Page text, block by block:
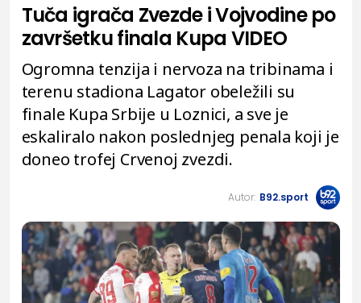
Tuča igrača Zvezde i Vojvodine po
završetku finala Kupa VIDEO
Ogromna tenzija i nervoza na tribinama i
terenu stadiona Lagator obeležili su
finale Kupa Srbije u Loznici, a sve je
eskaliralo nakon poslednjeg penala koji je
doneo trofej Crvenoj zvezdi.
Autor: B92.sport